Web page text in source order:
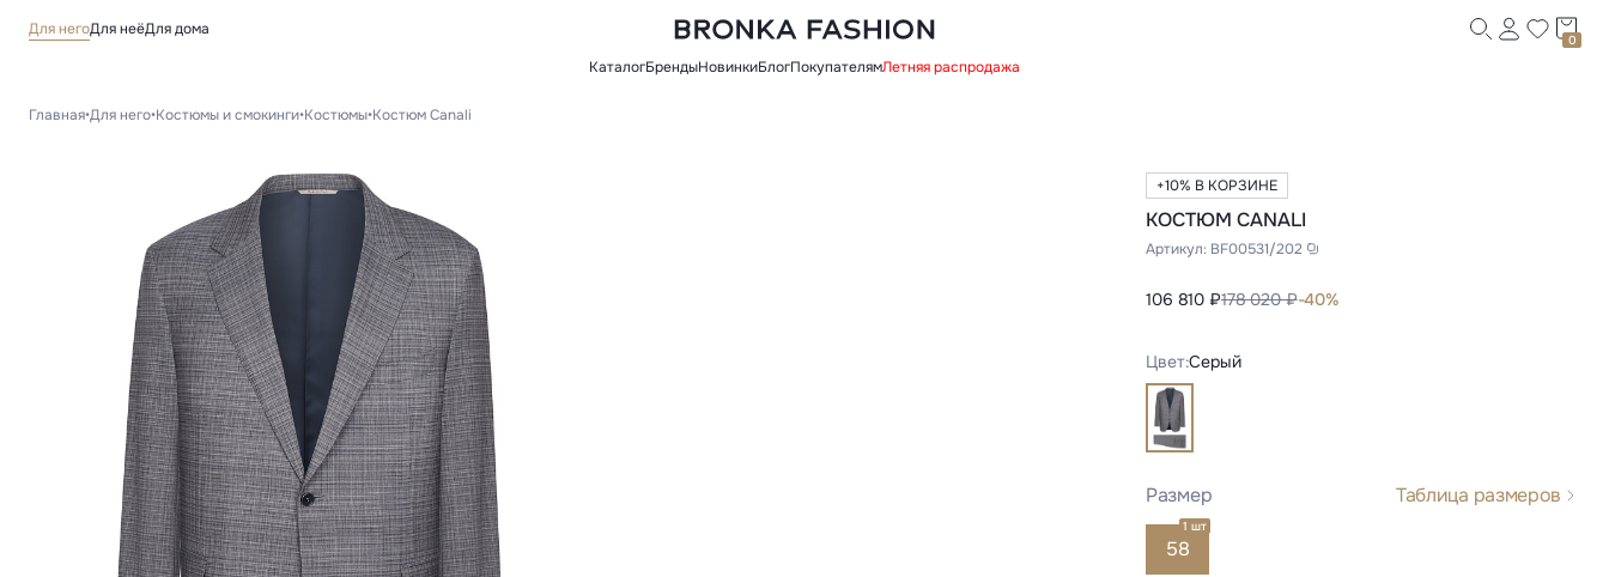
Для негоДля неёДля дома
0
КаталогБрендыНовинкиБлогПокупателямЛетняя распродажа
Главная•Для него•Костюмы и смокинги•Костюмы•Костюм Canali
+10% В КОРЗИНЕ
КОСТЮМ CANALI
Артикул: BF00531/202
106 810 ₽178 020 ₽-40%
Цвет:Серый
Размер Таблица размеров
58
1 шт